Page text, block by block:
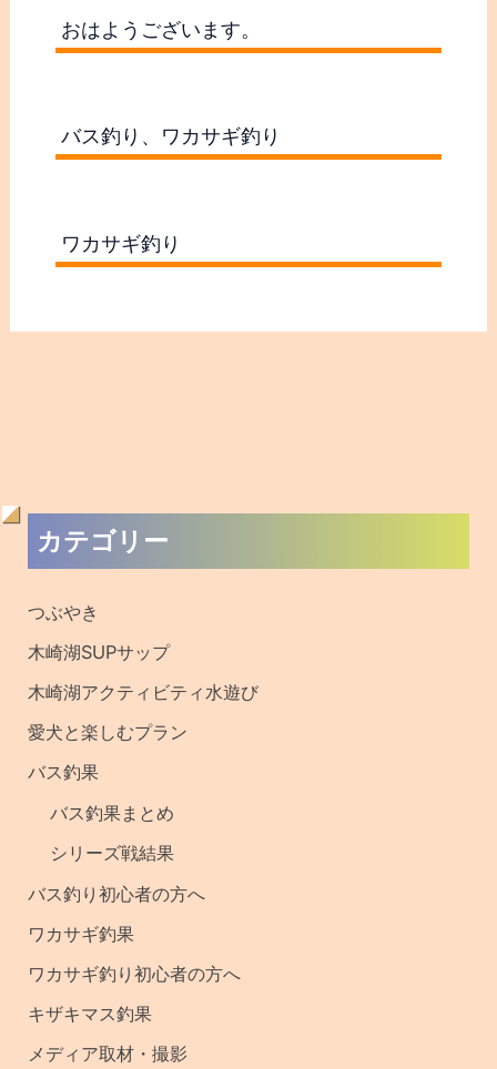
おはようございます。
バス釣り、ワカサギ釣り
ワカサギ釣り
カテゴリー
つぶやき
木崎湖SUPサップ
木崎湖アクティビティ水遊び
愛犬と楽しむプラン
バス釣果
バス釣果まとめ
シリーズ戦結果
バス釣り初心者の方へ
ワカサギ釣果
ワカサギ釣り初心者の方へ
キザキマス釣果
メディア取材・撮影
去
・
釣
果